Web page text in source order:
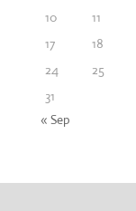
10
11
17
18
24
25
31
« Sep